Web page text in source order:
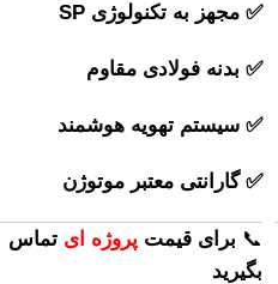
✅ مجهز به تکنولوژی SP
✅ بدنه فولادی مقاوم
✅ سیستم تهویه هوشمند
✅ گارانتی معتبر موتوژن
📞 برای قیمت پروژه ای تماس
بگیرید